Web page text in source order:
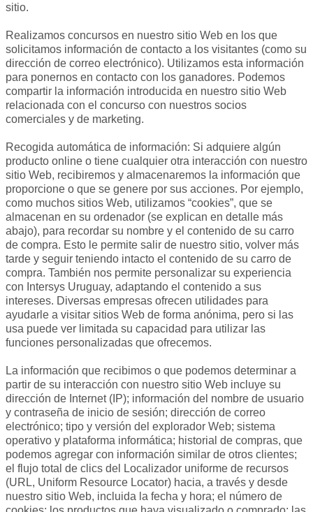
sitio.
Realizamos concursos en nuestro sitio Web en los que
solicitamos información de contacto a los visitantes (como su
dirección de correo electrónico). Utilizamos esta información
para ponernos en contacto con los ganadores. Podemos
compartir la información introducida en nuestro sitio Web
relacionada con el concurso con nuestros socios
comerciales y de marketing.
Recogida automática de información: Si adquiere algún
producto online o tiene cualquier otra interacción con nuestro
sitio Web, recibiremos y almacenaremos la información que
proporcione o que se genere por sus acciones. Por ejemplo,
como muchos sitios Web, utilizamos “cookies”, que se
almacenan en su ordenador (se explican en detalle más
abajo), para recordar su nombre y el contenido de su carro
de compra. Esto le permite salir de nuestro sitio, volver más
tarde y seguir teniendo intacto el contenido de su carro de
compra. También nos permite personalizar su experiencia
con Intersys Uruguay, adaptando el contenido a sus
intereses. Diversas empresas ofrecen utilidades para
ayudarle a visitar sitios Web de forma anónima, pero si las
usa puede ver limitada su capacidad para utilizar las
funciones personalizadas que ofrecemos.
La información que recibimos o que podemos determinar a
partir de su interacción con nuestro sitio Web incluye su
dirección de Internet (IP); información del nombre de usuario
y contraseña de inicio de sesión; dirección de correo
electrónico; tipo y versión del explorador Web; sistema
operativo y plataforma informática; historial de compras, que
podemos agregar con información similar de otros clientes;
el flujo total de clics del Localizador uniforme de recursos
(URL, Uniform Resource Locator) hacia, a través y desde
nuestro sitio Web, incluida la fecha y hora; el número de